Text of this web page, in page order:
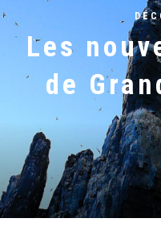
Les
de